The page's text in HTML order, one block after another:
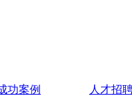
功案例 人才招